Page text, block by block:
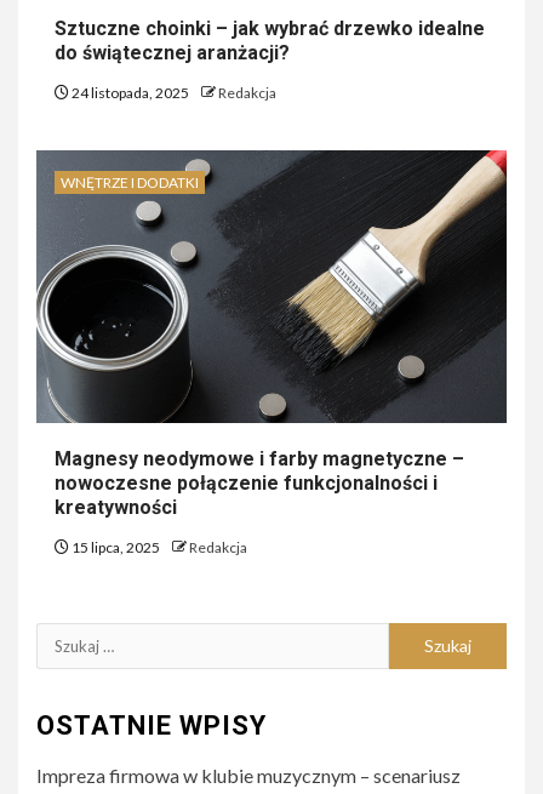
Sztuczne choinki – jak wybrać drzewko idealne
do świątecznej aranżacji?
24 listopada, 2025 Redakcja
WNĘTRZE I DODATKI
Magnesy neodymowe i farby magnetyczne –
nowoczesne połączenie funkcjonalności i
kreatywności
15 lipca, 2025 Redakcja
Szukaj:
OSTATNIE WPISY
Impreza firmowa w klubie muzycznym – scenariusz